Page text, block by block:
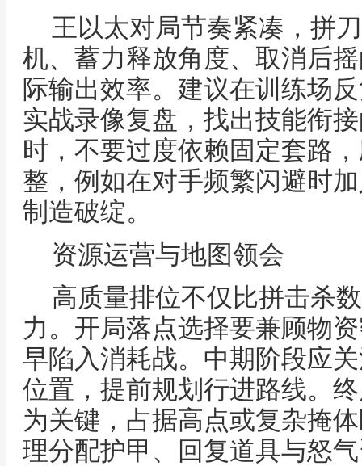
王以太对局节奏紧凑，拼
机、蓄力释放角度、取消后
际输出效率。建议在训练场
实战录像复盘，找出技能衔
时，不要过度依赖固定套路
整，例如在对手频繁闪避时
制造破绽。
资源运营与地图领会
高质量排位不仅比拼击杀
力。开局落点选择要兼顾物
早陷入消耗战。中期阶段应
位置，提前规划行进路线。
为关键，占据高点或复杂掩
理分配护甲、回复道具与怒